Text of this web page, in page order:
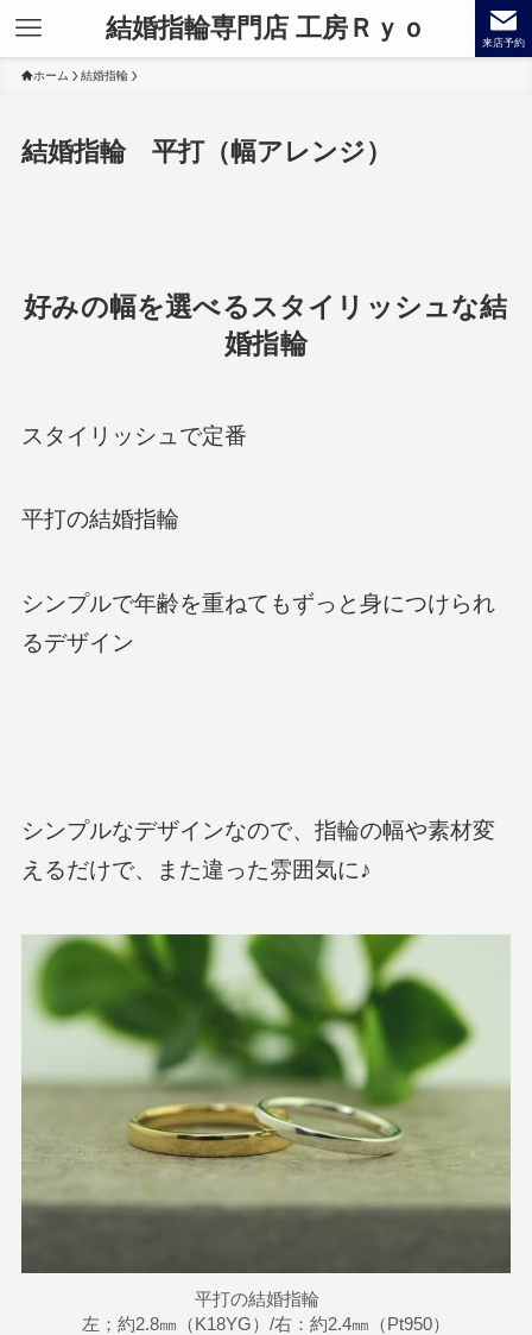
結婚指輪専門店 工房Ｒｙｏ 来店予約
ホーム 結婚指輪
結婚指輪 平打（幅アレンジ）
好みの幅を選べるスタイリッシュな結
婚指輪
スタイリッシュで定番
平打の結婚指輪
シンプルで年齢を重ねてもずっと身につけられ
るデザイン
シンプルなデザインなので、指輪の幅や素材変
えるだけで、また違った雰囲気に♪
平打の結婚指輪
左；約2.8㎜（K18YG）/右：約2.4㎜（Pt950）